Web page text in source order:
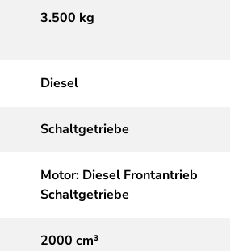
3.500 kg
Diesel
Schaltgetriebe
Motor: Diesel Frontantrieb
Schaltgetriebe
2000 cm³